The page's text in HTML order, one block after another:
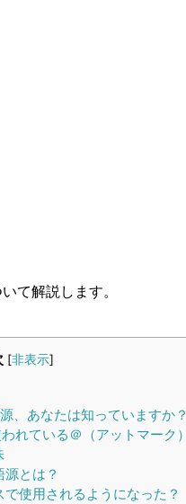
て解説します。
[非表示]
、あなたは知っていますか？
れている＠（アットマーク）
とは？
使用されるようになった？